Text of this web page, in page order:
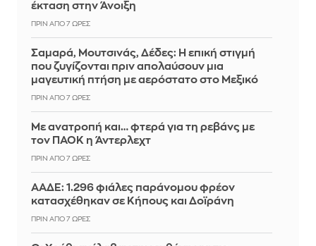
έκταση στην Άνοιξη
ΠΡΙΝ ΑΠΌ 7 ΏΡΕΣ
Σαμαρά, Μουτσινάς, Δέδες: Η επική στιγμή
που ζυγίζονται πριν απολαύσουν μια
μαγευτική πτήση με αερόστατο στο Μεξικό
ΠΡΙΝ ΑΠΌ 7 ΏΡΕΣ
Με ανατροπή και… φτερά για τη ρεβάνς με
τον ΠΑΟΚ η Άντερλεχτ
ΠΡΙΝ ΑΠΌ 7 ΏΡΕΣ
ΑΑΔΕ: 1.296 φιάλες παράνομου φρέον
κατασχέθηκαν σε Κήπους και Δοϊράνη
ΠΡΙΝ ΑΠΌ 7 ΏΡΕΣ